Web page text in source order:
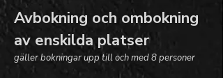
Avbokning och ombokning
av enskilda platser
gäller bokningar upp till och med 8 personer